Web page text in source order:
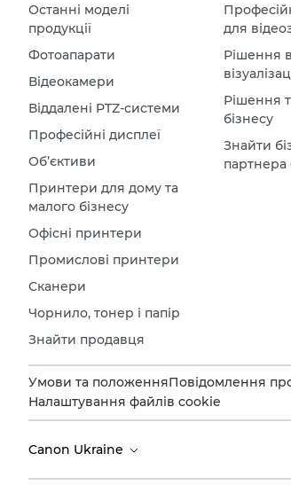
Останні моделі
продукції
Фотоапарати
Відеокамери
Віддалені PTZ-системи
Професійні дисплеї
Об’єктиви
Принтери для дому та
малого бізнесу
Офісні принтери
Промислові принтери
Сканери
Чорнило, тонер і папір
Знайти продавця
для
Рішення в
Рішення
бізнесу
Знайти
партнера
Умови та положенняПовідомлення
Налаштування файлів cookie
Canon Ukraine